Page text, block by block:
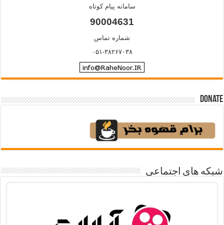
سامانه پیام کوتاه
90004631
شماره تماس
۰۵۱-۳۸۲۶۷۰۳۸
Donate
شبکه های اجتماعی